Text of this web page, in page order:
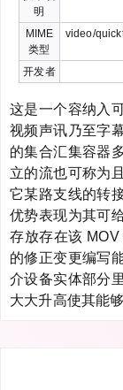
明
MIME
类型
video/
开发者
这是一个容纳入
视频声讯乃至字
的集合汇集容器
立的流也可称为
它某路支线的转
优势表现为其可
存放存在该
的修正变更编写
介设备实体部分
大大升高使其能